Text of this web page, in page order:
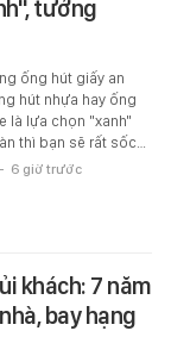
tưởng
ống hút giấy an
hút nhựa hay ống
là lựa chọn "xanh"
thì bạn sẽ rất sốc…
- 6 giờ trước
khách: 7 năm
bay hạng